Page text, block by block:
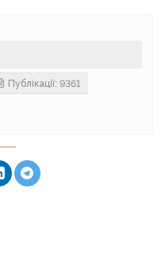
Публікації: 9361